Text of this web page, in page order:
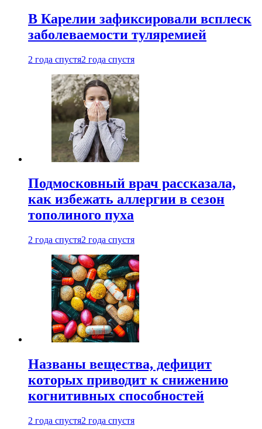
В Карелии зафиксировали всплеск
заболеваемости туляремией
2 года спустя2 года спустя
Подмосковный врач рассказала,
как избежать аллергии в сезон
тополиного пуха
2 года спустя2 года спустя
Названы вещества, дефицит
которых приводит к снижению
когнитивных способностей
2 года спустя2 года спустя